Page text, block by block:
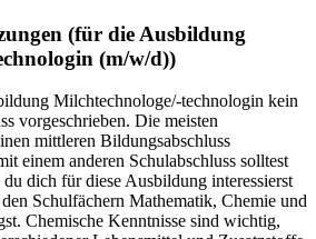
(für die Ausbildung
(m/w/d))
Milchtechnologe/-technologin kein
vorgeschrieben. Die meisten
mittleren Bildungsabschluss
einem anderen Schulabschluss solltest
dich für diese Ausbildung interessierst
Schulfächern Mathematik, Chemie und
Chemische Kenntnisse sind wichtig,